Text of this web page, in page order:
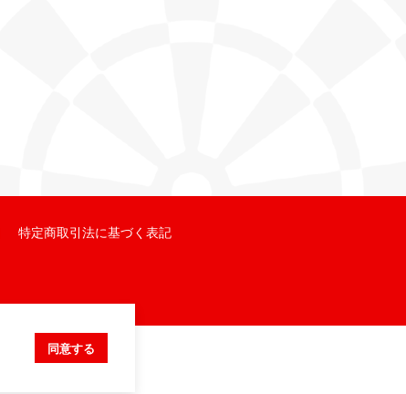
同意する
特定商取引法に基づく表記